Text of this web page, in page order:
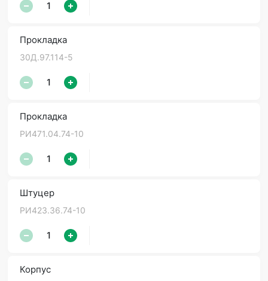
Прокладка
30Д.97.114-5
Прокладка
РИ471.04.74-10
Штуцер
РИ423.36.74-10
Корпус